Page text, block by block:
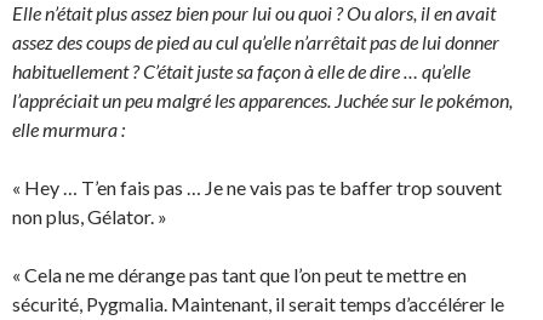
Elle n’était plus assez bien pour lui ou quoi ? Ou alors, il en avait
assez des coups de pied au cul qu’elle n’arrêtait pas de lui donner
habituellement ? C’était juste sa façon à elle de dire … qu’elle
l’appréciait un peu malgré les apparences. Juchée sur le pokémon,
elle murmura :
« Hey … T’en fais pas … Je ne vais pas te baffer trop souvent
non plus, Gélator. »
« Cela ne me dérange pas tant que l’on peut te mettre en
sécurité, Pygmalia. Maintenant, il serait temps d’accélérer le